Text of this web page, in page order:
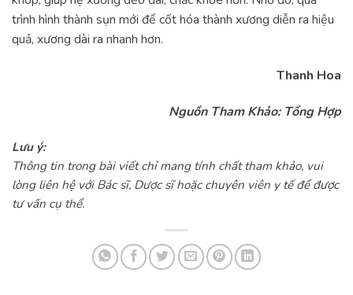
trình hình thành sụn mới để cốt hóa thành xương diễn ra hiệu
quả, xương dài ra nhanh hơn.
Thanh Hoa
Nguồn Tham Khảo: Tổng Hợp
Lưu ý:
Thông tin trong bài viết chỉ mang tính chất tham khảo, vui
lòng liên hệ với Bác sĩ, Dược sĩ hoặc chuyên viên y tế để được
tư vấn cụ thể.